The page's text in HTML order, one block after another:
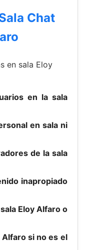
Chat
en sala Eloy
en la sala
en sala ni
de la sala
inapropiado
Eloy Alfaro o
Alfaro si no es el